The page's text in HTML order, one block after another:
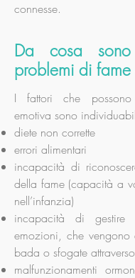
connesse.
Da cosa
problemi di fame
I fattori che
emotiva sono
diete non corrette
errori alimentari
incapacità di
della fame (capacità a
nell’infanzia)
incapacità di
emozioni, che vengono
bada o sfogate
malfunzionamenti